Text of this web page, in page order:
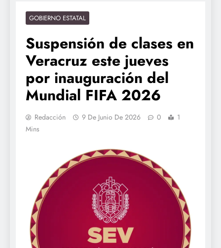
GOBIERNO ESTATAL
Suspensión de clases en
Veracruz este jueves
por inauguración del
Mundial FIFA 2026
Redacción 9 De Junio De 2026 0
1
Mins